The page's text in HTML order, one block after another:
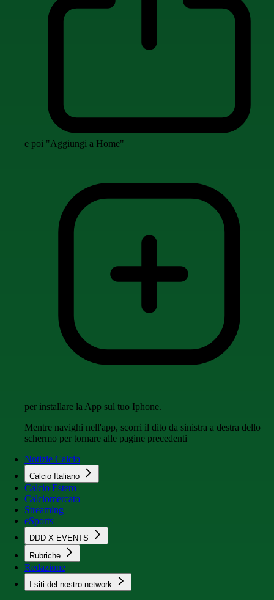
e poi "Aggiungi a Home"
per installare la App sul tuo Iphone.
Mentre navighi nell'app, scorri il dito da sinistra a destra dello
schermo per tornare alle pagine precedenti
Notizie Calcio
Calcio Italiano
Calcio Estero
Calciomercato
Streaming
eSports
DDD X EVENTS
Rubriche
Redazione
I siti del nostro network